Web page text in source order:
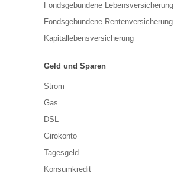
Fondsgebundene Lebensversicherung
Fondsgebundene Rentenversicherung
Kapitallebensversicherung
Geld und Sparen
Strom
Gas
DSL
Girokonto
Tagesgeld
Konsumkredit